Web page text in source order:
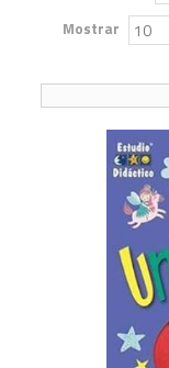
Mostrar